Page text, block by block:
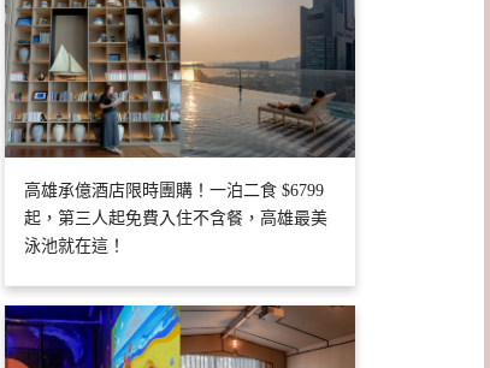
高雄承億酒店限時團購！一泊二食 $6799
起，第三人起免費入住不含餐，高雄最美
泳池就在這！